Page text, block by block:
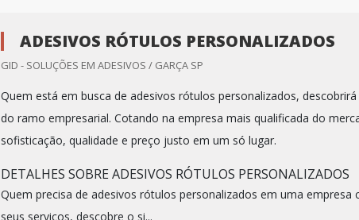
ADESIVOS RÓTULOS PERSONALIZADOS
GID - SOLUÇÕES EM ADESIVOS / GARÇA SP
Quem está em busca de adesivos rótulos personalizados,
do ramo empresarial. Cotando na empresa mais qualificada do
sofisticação, qualidade e preço justo em um só lugar.
DETALHES SOBRE ADESIVOS RÓTULOS PERSONALIZADOS
Quem precisa de adesivos rótulos personalizados em uma empresa
seus serviços, descobre o si...